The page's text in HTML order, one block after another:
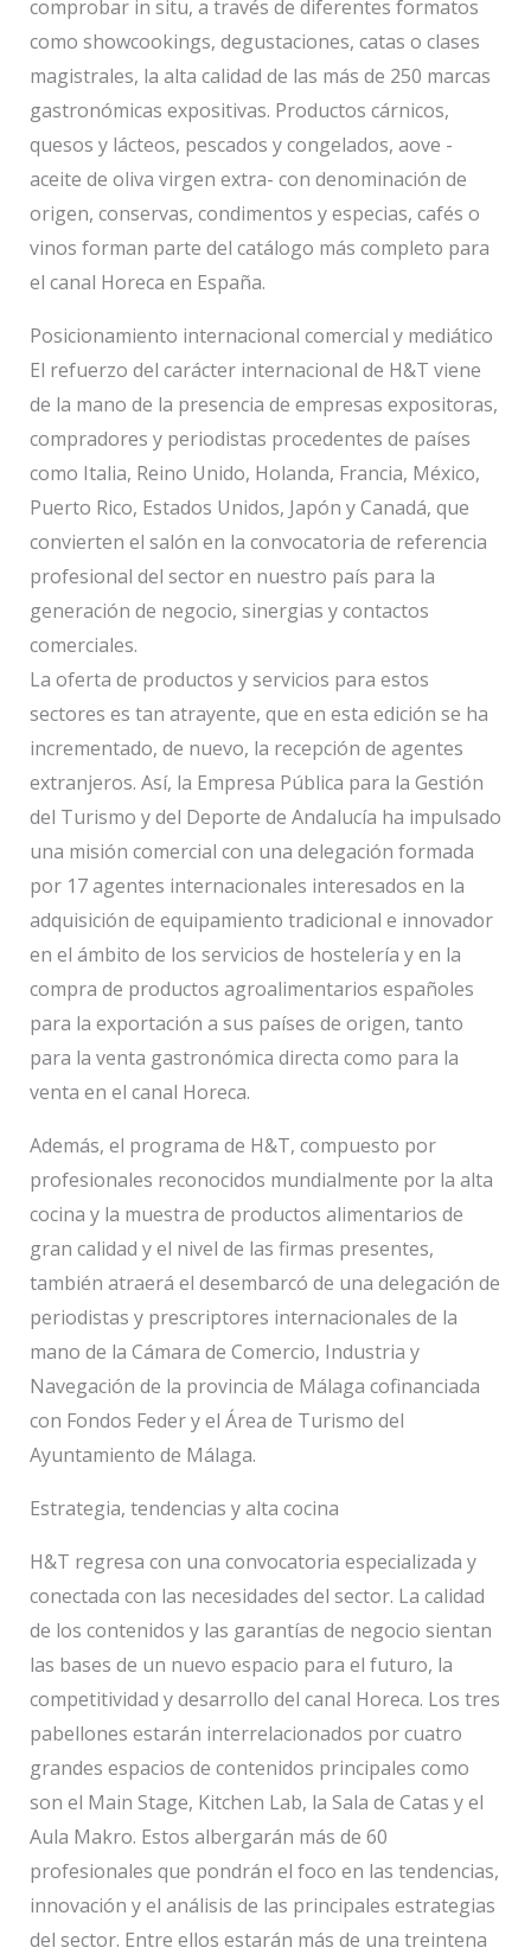
comprobar in situ, a través de diferentes formatos
como showcookings, degustaciones, catas o clases
magistrales, la alta calidad de las más de 250 marcas
gastronómicas expositivas. Productos cárnicos,
quesos y lácteos, pescados y congelados, aove -
aceite de oliva virgen extra- con denominación de
origen, conservas, condimentos y especias, cafés o
vinos forman parte del catálogo más completo para
el canal Horeca en España.
Posicionamiento internacional comercial y mediático
El refuerzo del carácter internacional de H&T viene
de la mano de la presencia de empresas expositoras,
compradores y periodistas procedentes de países
como Italia, Reino Unido, Holanda, Francia, México,
Puerto Rico, Estados Unidos, Japón y Canadá, que
convierten el salón en la convocatoria de referencia
profesional del sector en nuestro país para la
generación de negocio, sinergias y contactos
comerciales.
La oferta de productos y servicios para estos
sectores es tan atrayente, que en esta edición se ha
incrementado, de nuevo, la recepción de agentes
extranjeros. Así, la Empresa Pública para la Gestión
del Turismo y del Deporte de Andalucía ha impulsado
una misión comercial con una delegación formada
por 17 agentes internacionales interesados en la
adquisición de equipamiento tradicional e innovador
en el ámbito de los servicios de hostelería y en la
compra de productos agroalimentarios españoles
para la exportación a sus países de origen, tanto
para la venta gastronómica directa como para la
venta en el canal Horeca.
Además, el programa de H&T, compuesto por
profesionales reconocidos mundialmente por la alta
cocina y la muestra de productos alimentarios de
gran calidad y el nivel de las firmas presentes,
también atraerá el desembarcó de una delegación de
periodistas y prescriptores internacionales de la
mano de la Cámara de Comercio, Industria y
Navegación de la provincia de Málaga cofinanciada
con Fondos Feder y el Área de Turismo del
Ayuntamiento de Málaga.
Estrategia, tendencias y alta cocina
H&T regresa con una convocatoria especializada y
conectada con las necesidades del sector. La calidad
de los contenidos y las garantías de negocio sientan
las bases de un nuevo espacio para el futuro, la
competitividad y desarrollo del canal Horeca. Los tres
pabellones estarán interrelacionados por cuatro
grandes espacios de contenidos principales como
son el Main Stage, Kitchen Lab, la Sala de Catas y el
Aula Makro. Estos albergarán más de 60
profesionales que pondrán el foco en las tendencias,
innovación y el análisis de las principales estrategias
del sector. Entre ellos estarán más de una treintena